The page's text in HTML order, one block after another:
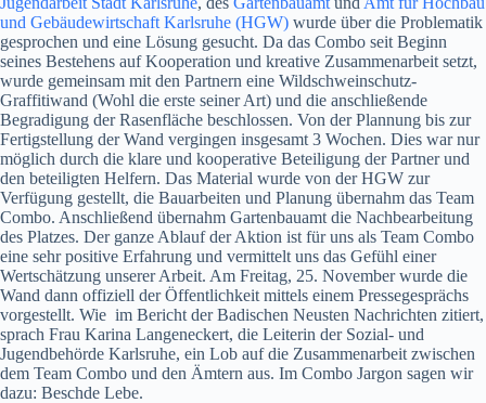
und Gebäudewirtschaft Karlsruhe (HGW) wurde über die Problematik
gesprochen und eine Lösung gesucht. Da das Combo seit Beginn
seines Bestehens auf Kooperation und kreative Zusammenarbeit setzt,
wurde gemeinsam mit den Partnern eine Wildschweinschutz-
Graffitiwand (Wohl die erste seiner Art) und die anschließende
Begradigung der Rasenfläche beschlossen. Von der Plannung bis zur
Fertigstellung der Wand vergingen insgesamt 3 Wochen. Dies war nur
möglich durch die klare und kooperative Beteiligung der Partner und
den beteiligten Helfern. Das Material wurde von der HGW zur
Verfügung gestellt, die Bauarbeiten und Planung übernahm das Team
Combo. Anschließend übernahm Gartenbauamt die Nachbearbeitung
des Platzes. Der ganze Ablauf der Aktion ist für uns als Team Combo
eine sehr positive Erfahrung und vermittelt uns das Gefühl einer
Wertschätzung unserer Arbeit. Am Freitag, 25. November wurde die
Wand dann offiziell der Öffentlichkeit mittels einem Pressegesprächs
vorgestellt. Wie im Bericht der Badischen Neusten Nachrichten zitiert,
sprach Frau Karina Langeneckert, die Leiterin der Sozial- und
Jugendbehörde Karlsruhe, ein Lob auf die Zusammenarbeit zwischen
dem Team Combo und den Ämtern aus. Im Combo Jargon sagen wir
dazu: Beschde Lebe.